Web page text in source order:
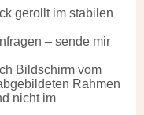
gerollt im stabilen
– sende mir
Bildschirm vom
Rahmen
nicht im